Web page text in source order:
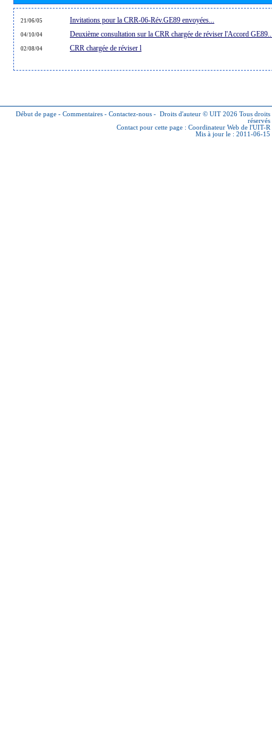
21/06/05 Invitations pour la CRR-06-Rév.GE89 envoyées...
04/10/04 Deuxième consultation sur la CRR chargée de réviser l'Accord
02/08/04 CRR chargée de réviser l
Début de page - Commentaires - Contactez-nous - Droits d'auteur © UIT 2026 Tous droits
réservés
Contact pour cette page : Coordinateur Web de l'UIT-R
Mis à jour le : 2011-06-15